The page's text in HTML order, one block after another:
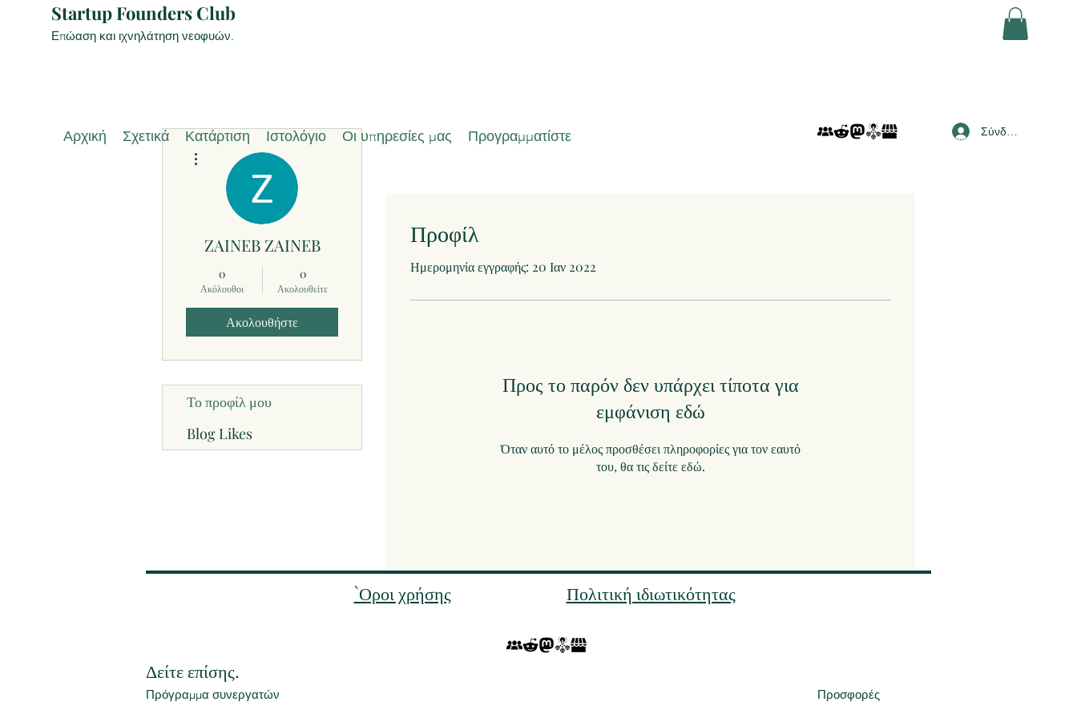
Startup Founders Club
Επώαση και ιχνηλάτηση νεοφυών.
Αρχική Σχετικά Κατάρτιση Ιστολόγιο Οι υπηρεσίες μας Προγραμματίστε Σύνδεση
Προφίλ
Ημερομηνία εγγραφής: 20 Ιαν 2022
Προς το παρόν δεν υπάρχει τίποτα για
εμφάνιση εδώ
Όταν αυτό το μέλος προσθέσει πληροφορίες για τον εαυτό
του, θα τις δείτε εδώ.
ZAINEB ZAINEB
0
Ακόλουθοι
0
Ακολουθείτε
Ακολουθήστε
Το προφίλ μου
Blog Likes
`Οροι χρήσης Πολιτική ιδιωτικότητας
Δείτε επίσης.
Πρόγραμμα συνεργατών Προσφορές